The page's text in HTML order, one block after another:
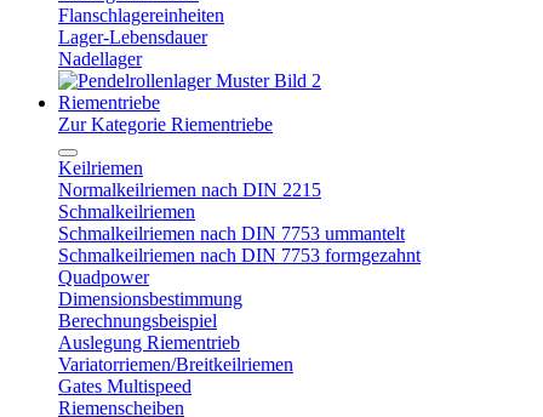
Flanschlagereinheiten
Lager-Lebensdauer
Nadellager
Riementriebe
Zur Kategorie Riementriebe
Keilriemen
Normalkeilriemen nach DIN 2215
Schmalkeilriemen
Schmalkeilriemen nach DIN 7753 ummantelt
Schmalkeilriemen nach DIN 7753 formgezahnt
Quadpower
Dimensionsbestimmung
Berechnungsbeispiel
Auslegung Riementrieb
Variatorriemen/Breitkeilriemen
Gates Multispeed
Riemenscheiben